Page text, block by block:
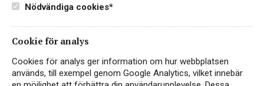
Nödvändiga cookies*
Cookie för analys
Cookies för analys ger information om hur webbplatsen
används, till exempel genom Google Analytics, vilket innebär